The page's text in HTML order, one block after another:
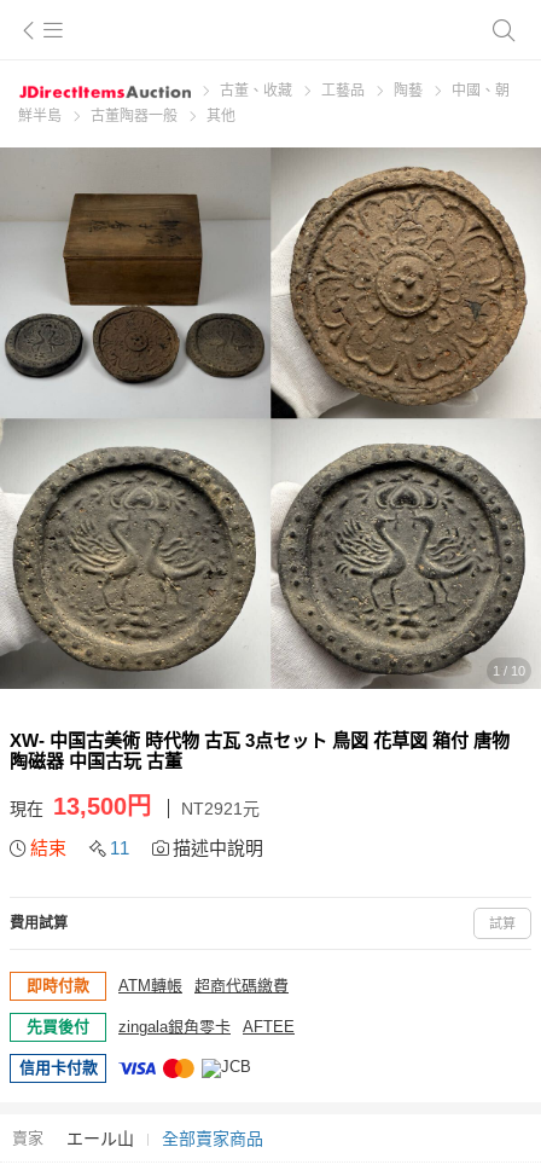
古董、收藏 工藝品 陶藝
中國、朝
鮮半島
古董陶器一般 其他
1 / 10
XW- 中国古美術 時代物 古瓦 3点セット 鳥図 花草図 箱付 唐物
陶磁器 中国古玩 古董
現在 13,500円 NT2921元
結束 11 描述中說明
費用試算 試算
即時付款 ATM轉帳 超商代碼繳費
先買後付 zingala銀角零卡 AFTEE
信用卡付款
賣家 エール山 全部賣家商品